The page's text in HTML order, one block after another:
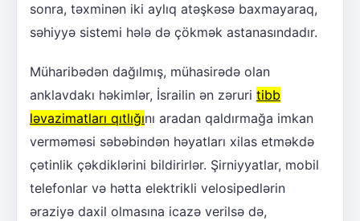
sonra, təxminən iki aylıq atəşkəsə baxmayaraq,
səhiyyə sistemi hələ də çökmək astanasındadır.
Müharibədən dağılmış, mühasirədə olan
anklavdakı həkimlər, İsrailin ən zəruri tibb
ləvazimatları qıtlığını aradan qaldırmağa imkan
verməməsi səbəbindən həyatları xilas etməkdə
çətinlik çəkdiklərini bildirirlər. Şirniyyatlar, mobil
telefonlar və hətta elektrikli velosipedlərin
əraziyə daxil olmasına icazə verilsə də,